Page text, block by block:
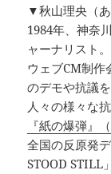
▼秋山理央（
1984年、神奈
ャーナリスト。
ウェブCM制作
のデモや抗議
人々の様々な
『紙の爆弾』
全国の反原発
STOOD STILL